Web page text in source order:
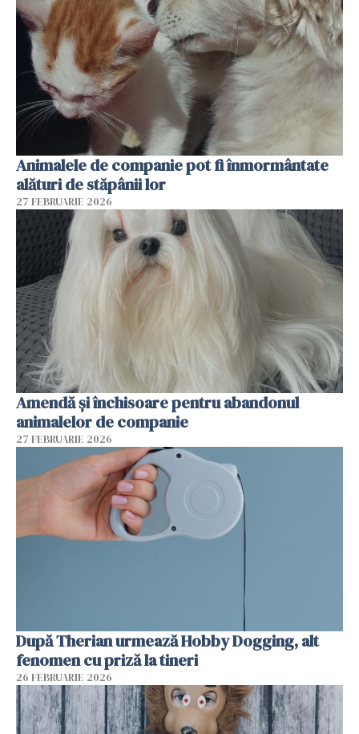
Animalele de companie pot fi înmormântate
alături de stăpânii lor
27 FEBRUARIE 2026
Amendă și închisoare pentru abandonul
animalelor de companie
27 FEBRUARIE 2026
După Therian urmează Hobby Dogging, alt
fenomen cu priză la tineri
26 FEBRUARIE 2026